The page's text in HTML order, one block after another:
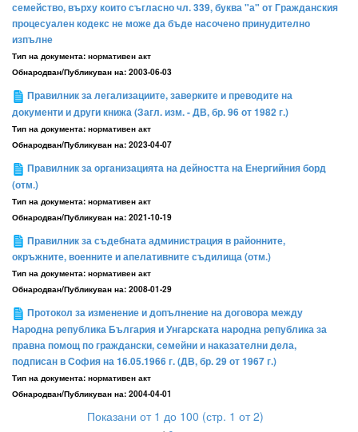
семейство, върху които съгласно чл. 339, буква "а" от Гражданския
процесуален кодекс не може да бъде насочено принудително
изпълне
Тип на документа: нормативен акт
Обнародван/Публикуван на: 2003-06-03
Правилник за легализациите, заверките и преводите на
документи и други книжа (Загл. изм. - ДВ, бр. 96 от 1982 г.)
Тип на документа: нормативен акт
Обнародван/Публикуван на: 2023-04-07
Правилник за организацията на дейността на Енергийния борд
(отм.)
Тип на документа: нормативен акт
Обнародван/Публикуван на: 2021-10-19
Правилник за съдебната администрация в районните,
окръжните, военните и апелативните съдилища (отм.)
Тип на документа: нормативен акт
Обнародван/Публикуван на: 2008-01-29
Протокол за изменение и допълнение на договора между
Народна република България и Унгарската народна република за
правна помощ по граждански, семейни и наказателни дела,
подписан в София на 16.05.1966 г. (ДВ, бр. 29 от 1967 г.)
Тип на документа: нормативен акт
Обнародван/Публикуван на: 2004-04-01
Показани от 1 до 100 (стр. 1 от 2)